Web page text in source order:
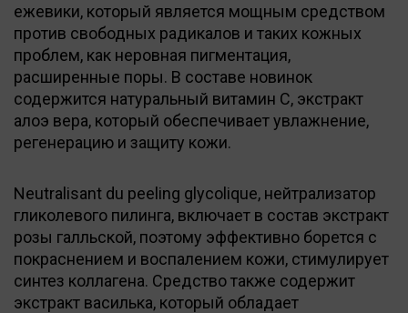
ежевики, который является мощным средством
против свободных радикалов и таких кожных
проблем, как неровная пигментация,
расширенные поры. В составе новинок
содержится натуральный витамин С, экстракт
алоэ вера, который обеспечивает увлажнение,
регенерацию и защиту кожи.
Neutralisant du peeling glycolique, нейтрализатор
гликолевого пилинга, включает в состав экстракт
розы галльской, поэтому эффективно борется с
покраснением и воспалением кожи, стимулирует
синтез коллагена. Средство также содержит
экстракт василька, который обладает